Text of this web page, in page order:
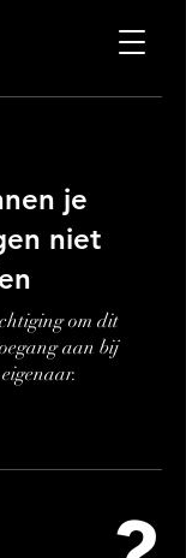
je
niet
om dit
aan bij